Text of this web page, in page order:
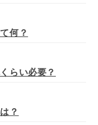
何？
らい必要？
？